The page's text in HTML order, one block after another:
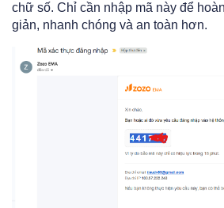
chữ số. Chỉ cần nhập mã này để
giản, nhanh chóng và an toàn hơn.